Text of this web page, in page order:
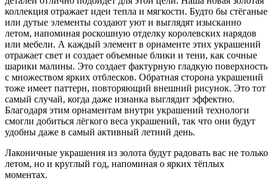
коллекция отражает идеи тепла и мягкости. Будто бы стёганые
или дутые элементы создают уют и выглядят изысканно
летом, напоминая роскошную отделку королевских нарядов
или мебели. А каждый элемент в орнаменте этих украшений
отражает свет и создает объемные блики и тени, как сочные
шарики малины. Это создает фактурную гладкую поверхность
с множеством ярких отблесков. Обратная сторона украшений
тоже имеет паттерн, повторяющий внешний рисунок. Это тот
самый случай, когда даже изнанка выглядит эффектно.
Благодаря этим орнаментам внутри украшений технологи
смогли добиться лёгкого веса украшений, так что они будут
удобны даже в самый активный летний день.
Лаконичные украшения из золота будут радовать вас не только
летом, но и круглый год, напоминая о ярких тёплых
моментах.